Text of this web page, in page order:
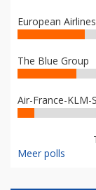
European
The Blue Group
Air-France-KLM-
Meer polls